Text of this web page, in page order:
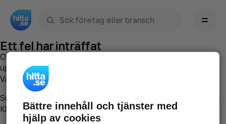
Ett fel har inträffat
Om du vill kan du
uppstod så att vi lättare och snabbare kan avhjälpa det.
Vänligen försök med följande:
Surfa till
Klicka påTillbaka-knappen i webbläsaren och försök igen
Bättre innehåll och tjänster med
hjälp av cookies